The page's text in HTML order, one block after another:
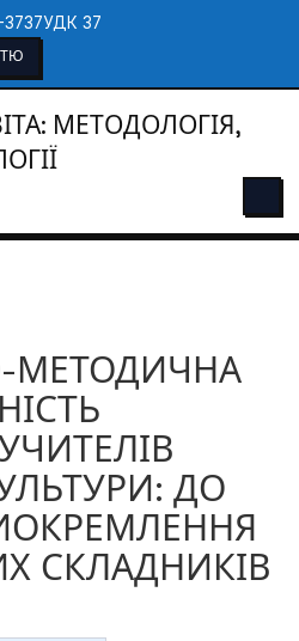
3737УДК 37
МЕТОДОЛОГІЯ,
МЕТОДИЧНА
ДО
СКЛАДНИКІВ